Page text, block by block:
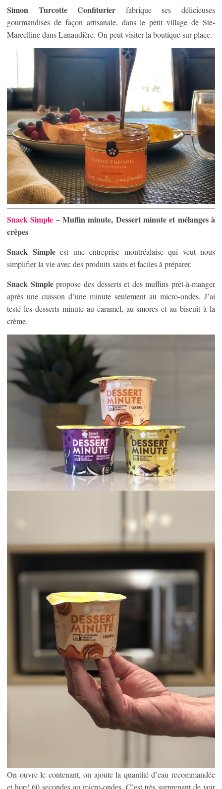
Simon Turcotte Confiturier fabrique ses délicieuses
gourmandises de façon artisanale, dans le petit village de Ste-
Marcelline dans Lanaudière. On peut visiter la boutique sur place.
Snack Simple – Muffin minute, Dessert minute et mélanges à
crêpes
Snack Simpleest une entreprise montréalaise qui veut nous
simplifier la vie avec des produits sains et faciles à préparer.
Snack Simplepropose des desserts et des muffins prêt-à-manger
après une cuisson d’une minute seulement au micro-ondes. J’ai
testé les desserts minute au caramel, au smores et au biscuit à la
crème.
On ouvre le contenant, on ajoute la quantité d’eau recommandée
et hop! 60 secondes au micro-ondes. C’est très surprenant de voir